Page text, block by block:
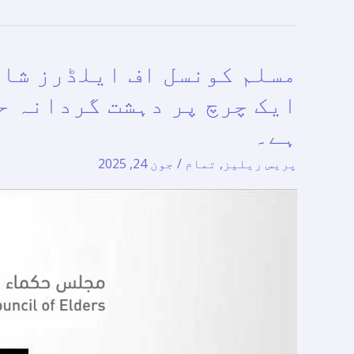
مسلم کونسل اف ایلڈرز
ایک چرچ پر دہشت گردانہ
ہے۔
پریس ریلیز , تمام / جون 24, 2025
اف
ایلڈرز